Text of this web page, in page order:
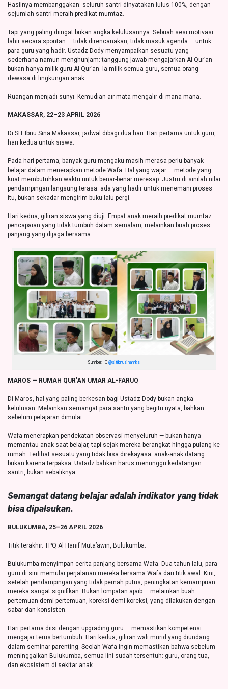
Hasilnya membanggakan: seluruh santri dinyatakan lulus 100%, dengan
sejumlah santri meraih predikat mumtaz.
Tapi yang paling diingat bukan angka kelulusannya. Sebuah sesi motivasi
lahir secara spontan — tidak direncanakan, tidak masuk agenda — untuk
para guru yang hadir. Ustadz Dody menyampaikan sesuatu yang
sederhana namun menghunjam: tanggung jawab mengajarkan Al-Qur’an
bukan hanya milik guru Al-Qur’an. Ia milik semua guru, semua orang
dewasa di lingkungan anak.
Ruangan menjadi sunyi. Kemudian air mata mengalir di mana-mana.
MAKASSAR, 22–23 APRIL 2026
Di SIT Ibnu Sina Makassar, jadwal dibagi dua hari. Hari pertama untuk guru,
hari kedua untuk siswa.
Pada hari pertama, banyak guru mengaku masih merasa perlu banyak
belajar dalam menerapkan metode Wafa. Hal yang wajar — metode yang
kuat membutuhkan waktu untuk benar-benar meresap. Justru di sinilah nilai
pendampingan langsung terasa: ada yang hadir untuk menemani proses
itu, bukan sekadar mengirim buku lalu pergi.
Hari kedua, giliran siswa yang diuji. Empat anak meraih predikat mumtaz —
pencapaian yang tidak tumbuh dalam semalam, melainkan buah proses
panjang yang dijaga bersama.
Sumber: IG@sitibnusinamks
MAROS — RUMAH QUR’AN UMAR AL-FARUQ
Di Maros, hal yang paling berkesan bagi Ustadz Dody bukan angka
kelulusan. Melainkan semangat para santri yang begitu nyata, bahkan
sebelum pelajaran dimulai.
Wafa menerapkan pendekatan observasi menyeluruh — bukan hanya
memantau anak saat belajar, tapi sejak mereka berangkat hingga pulang ke
rumah. Terlihat sesuatu yang tidak bisa direkayasa: anak-anak datang
bukan karena terpaksa. Ustadz bahkan harus menunggu kedatangan
santri, bukan sebaliknya.
Semangat datang belajar adalah indikator yang tidak
bisa dipalsukan.
BULUKUMBA, 25–26 APRIL 2026
Titik terakhir. TPQ Al Hanif Muta’awin, Bulukumba.
Bulukumba menyimpan cerita panjang bersama Wafa. Dua tahun lalu, para
guru di sini memulai perjalanan mereka bersama Wafa dari titik awal. Kini,
setelah pendampingan yang tidak pernah putus, peningkatan kemampuan
mereka sangat signifikan. Bukan lompatan ajaib — melainkan buah
pertemuan demi pertemuan, koreksi demi koreksi, yang dilakukan dengan
sabar dan konsisten.
Hari pertama diisi dengan upgrading guru — memastikan kompetensi
mengajar terus bertumbuh. Hari kedua, giliran wali murid yang diundang
dalam seminar parenting. Seolah Wafa ingin memastikan bahwa sebelum
meninggalkan Bulukumba, semua lini sudah tersentuh: guru, orang tua,
dan ekosistem di sekitar anak.